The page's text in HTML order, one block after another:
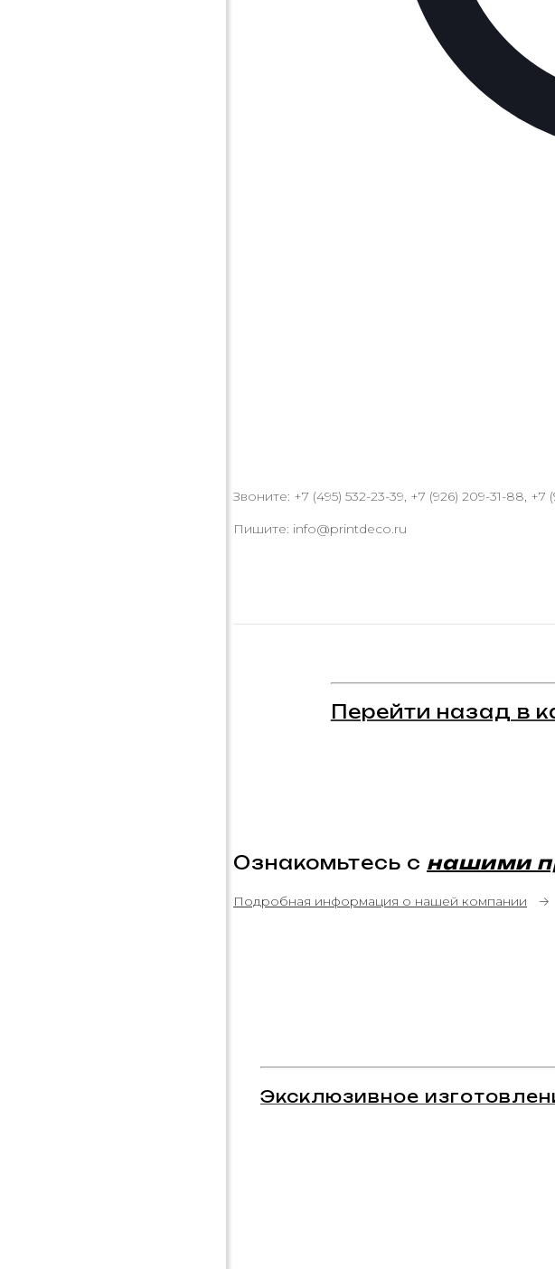
Звоните: +7 (495) 532-23-39, +7 (926) 209-31-88, +7
Пишите: info@printdeco.ru
Перейти назад в
Ознакомьтесь с нашими
Подробная информация о нашей компании →
Эксклюзивное